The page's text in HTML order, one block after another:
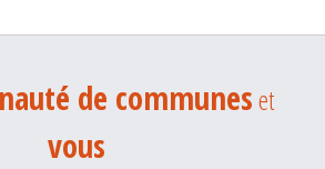
de communeset
vous